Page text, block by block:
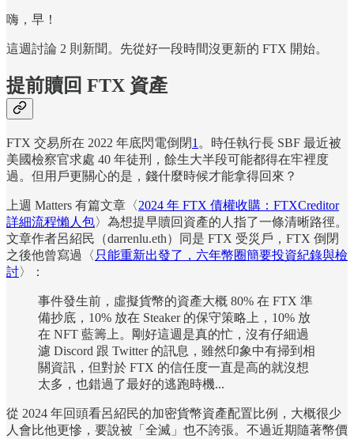
嗨，早！
這週討論 2 則新聞。先從好一段時間沒更新的 FTX 開始。
提前贖回 FTX 資產
FTX 交易所在 2022 年底閃電倒閉1 。時任執行長 SBF 最近被
美國檢察官求處 40 年徒刑，餘生大半段可能都得在牢裡度
過。但用戶更關心的是，錢什麼時候才能拿得回來？
上週 Matters 有篇文章〈2024 年 FTX 債權收購：FTXCreditor
詳細流程懶人包〉為想提早贖回資產的人指了一條清晰路徑。
文章作者呂紹民（darrenlu.eth）同是 FTX 受災戶，FTX 倒閉
之後他曾寫過〈 只能重新出發了，六年幣圈簡要投資紀錄與檢
討〉：
事件發生前，虛擬貨幣的資產大概 80% 在 FTX 準
備抄底，10% 放在 Steaker 的保守策略上，10% 放
在 NFT 藍籌上。剛好這週是真的忙，沒有仔細過
濾 Discord 跟 Twitter 的訊息，雖然印象中有掃到相
關資訊，但對於 FTX 的信任度一直是高的就沒想
太多，也錯過了最好的逃跑時機...
從 2024 年回頭看呂紹民的加密貨幣資產配置比例，大概很少
人會比他更慘，要說被「全滅」也不誇張。不過近期隨著幣價